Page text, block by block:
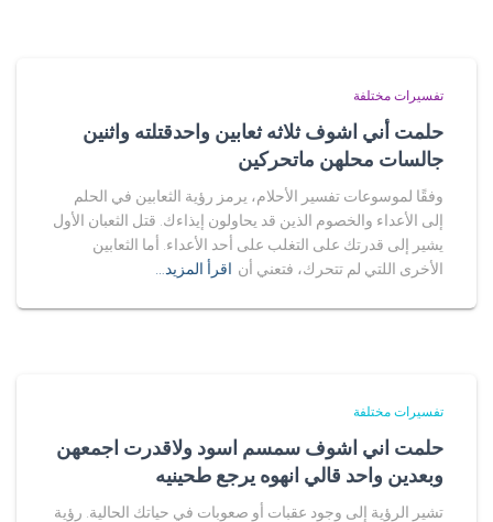
تفسيرات مختلفة
حلمت أني اشوف ثلاثه ثعابين واحدقتلته واثنين
جالسات محلهن ماتحركين
وفقًا لموسوعات تفسير الأحلام، يرمز رؤية الثعابين في الحلم
إلى الأعداء والخصوم الذين قد يحاولون إيذاءك. قتل الثعبان الأول
يشير إلى قدرتك على التغلب على أحد الأعداء. أما الثعابين
الأخرى اللتي لم تتحرك، فتعني أن اقرأ المزيد…
تفسيرات مختلفة
حلمت اني اشوف سمسم اسود ولاقدرت اجمعهن
وبعدين واحد قالي انهوه يرجع طحينيه
تشير الرؤية إلى وجود عقبات أو صعوبات في حياتك الحالية. رؤية